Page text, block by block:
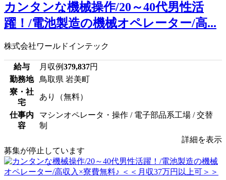
カンタンな機械操作/20～40代男性活
躍！/電池製造の機械オペレーター/高...
株式会社ワールドインテック
給与 月収例379,837円
勤務地
鳥取県 岩美町
寮・社
宅
あり（無料）
仕事内
容
マシンオペレータ・操作 / 電子部品系工場 / 交替
制
詳細を表示
募集が停止しています